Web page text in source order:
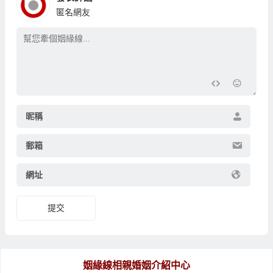
匿名網友
昵稱
郵箱
網址
提交
姻緣線相親婚姻介紹中心